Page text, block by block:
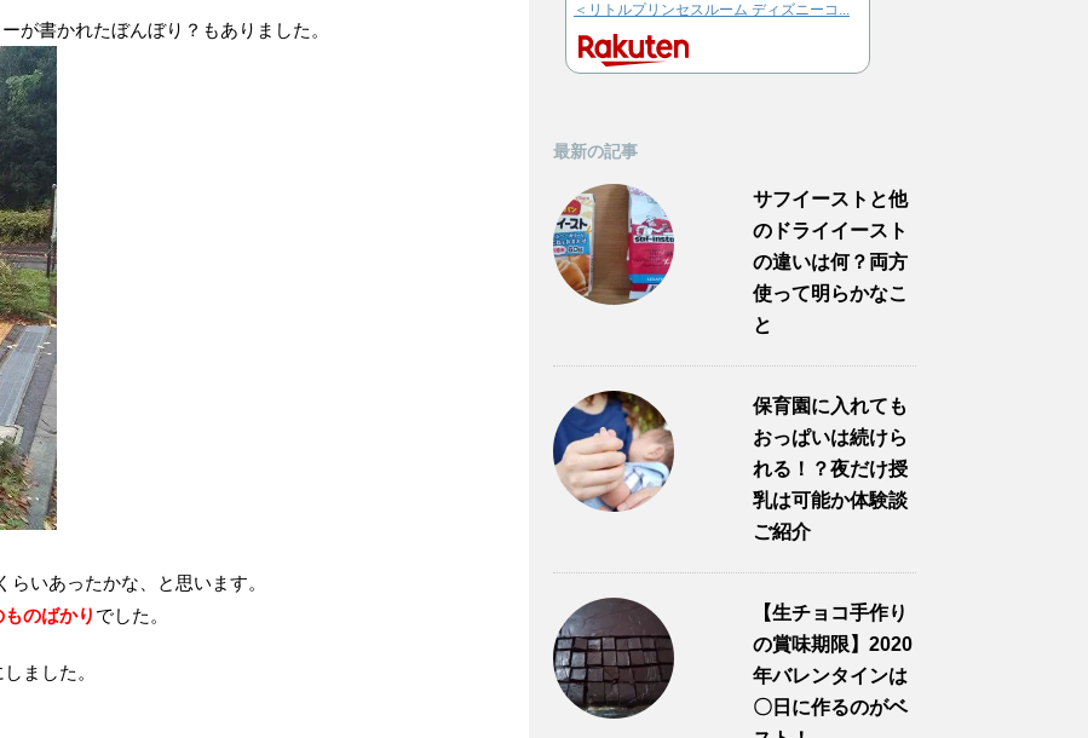
が書かれたぼんぼり？もありました。
いあったかな、と思います。
のばかり でした。
ました。
＜リトルプリンセスルーム ディズニーコ...
最新の記事
サフイーストと他
のドライイースト
の違いは何？両方
使って明らかなこ
と
保育園に入れても
おっぱいは続けら
れる！？夜だけ授
乳は可能か体験談
ご紹介
【生チョコ手作り
の賞味期限】2020
年バレンタインは
〇日に作るのがベ